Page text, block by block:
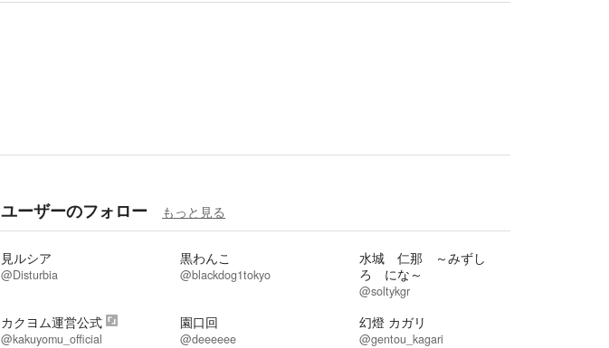
ユーザーのフォロー もっと見る
見ルシア
@Disturbia
黒わんこ
@blackdog1tokyo
水城 仁那 ～みずし
ろ にな～
@soltykgr
カクヨム運営公式
@kakuyomu_official
園口回
@deeeeee
幻燈 カガリ
@gentou_kagari